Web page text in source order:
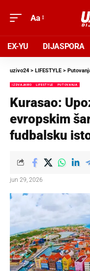
Aa
EX-YU DIJASPORA
uzivo24 > LIFESTYLE >
IZDVAJAMO LIFESTYLE PUTOVANJA
Kurasao:
evropskim
fudbalsku
jun 29, 2026